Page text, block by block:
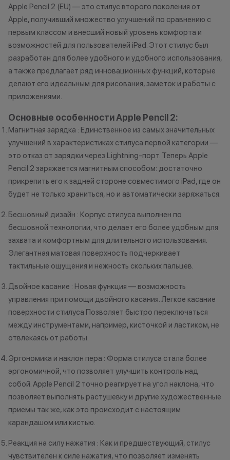
Как можно использовать
баллы
Бонусными баллами можно
до 20% от чека — на аксессуары;
оригинальную продукцию Dyson и
продукцию Apple;
до 2% от чека — на новые iPhone;
Статусы программы
Новый в прайде
Кэшбэк: 1%
Технолев
Заряженный хищник
Кэшбэк: 3%
Царь техно-саванны
Вожак стаи
Кэшбэк: 5%
Важно знать
Баллы начисляются автоматически
сразу после покупки.
*Акции и
*Данная акция
публичной
•Организатор
договора
обоснованные
•Организатор
усмотрение
изменить
Apple Pencil 2 (EU) — это стилус второго поколения от
Apple, получивший множество улучшений по сравнению с
первым классом и внесший новый уровень комфорта и
возможностей для пользователей iPad. Этот стилус был
разработан для более удобного и удобного использования,
а также предлагает ряд инновационных функций, которые
делают его идеальным для рисования, заметок и работы с
приложениями.
Основные особенности Apple Pencil 2:
Магнитная зарядка : Единственное из самых значительных
улучшений в характеристиках стилуса первой категории —
это отказ от зарядки через Lightning-порт. Теперь Apple
Pencil 2 заряжается магнитным способом: достаточно
прикрепить его к задней стороне совместимого iPad, где он
будет не только храниться, но и автоматически заряжаться.
Бесшовный дизайн : Корпус стилуса выполнен по
бесшовной технологии, что делает его более удобным для
захвата и комфортным для длительного использования.
Элегантная матовая поверхность подчеркивает
тактильные ощущения и нежность скольких пальцев.
Двойное касание : Новая функция — возможность
управления при помощи двойного касания. Легкое касание
поверхности стилуса Позволяет быстро переключаться
между инструментами, например, кисточкой и ластиком, не
отвлекаясь от работы.
Эргономика и наклон пера : Форма стилуса стала более
эргономичной, что позволяет улучшить контроль над
собой. Apple Pencil 2 точно реагирует на угол наклона, что
позволяет выполнять растушевку и другие художественные
приемы так же, как это происходит с настоящим
карандашом или кистью.
Реакция на силу нажатия : Как и предшествующий, стилус
чувствителен к силе нажатия, что позволяет изменять